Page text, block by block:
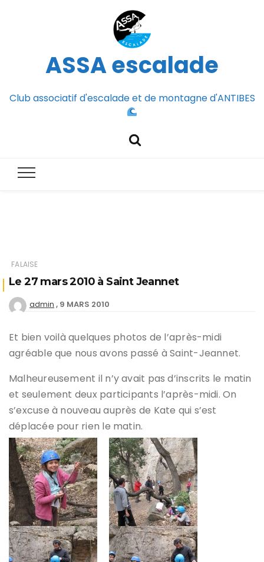
ASSA escalade
Club associatif d'escalade et de montagne d'ANTIBES
FALAISE
Le 27 mars 2010 à Saint Jeannet
admin 9 MARS 2010
Et bien voilà quelques photos de l’après-midi
agréable que nous avons passé à Saint-Jeannet.
Malheureusement il n’y avait pas d’inscrits le matin
et seulement deux participants l’après-midi. On
s’excuse à nouveau auprès de Kate qui s’est
déplacée pour rien le matin.